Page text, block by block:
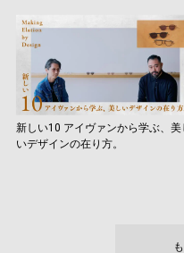
新しい10 アイヴァンから学ぶ、美
いデザインの在り方。